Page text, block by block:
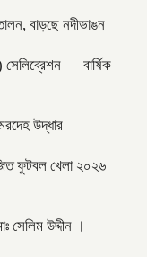
বাড়ছে নদীভাঙন
— বার্ষিক
উদ্ধার
ফুটবল খেলা ২০২৬
সেলিম উদ্দীন ।